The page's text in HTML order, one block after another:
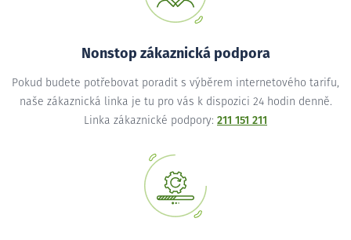
Nonstop zákaznická podpora
Pokud budete potřebovat poradit s výběrem internetového tarifu,
naše zákaznická linka je tu pro vás k dispozici 24 hodin denně.
Linka zákaznické podpory: 211 151 211